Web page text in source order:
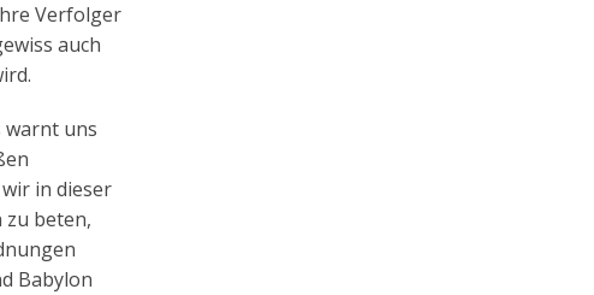
Verfolger
auch
warnt uns
in dieser
zu beten,
Babylon